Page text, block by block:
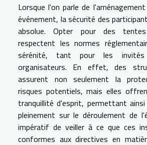
Lorsque l'on parle de
événement, la sécurité des
absolue. Opter pour des
respectent les normes
sérénité, tant pour les
organisateurs. En effet, des
assurent non seulement la
risques potentiels, mais elles
tranquillité d'esprit, permettant
pleinement sur le déroulement de
impératif de veiller à ce que ces
conformes aux directives en